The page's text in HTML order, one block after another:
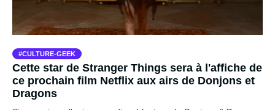
CULTURE-GEEK
Cette star de Stranger Things sera à l'affiche de
ce prochain film Netflix aux airs de Donjons et
Dragons